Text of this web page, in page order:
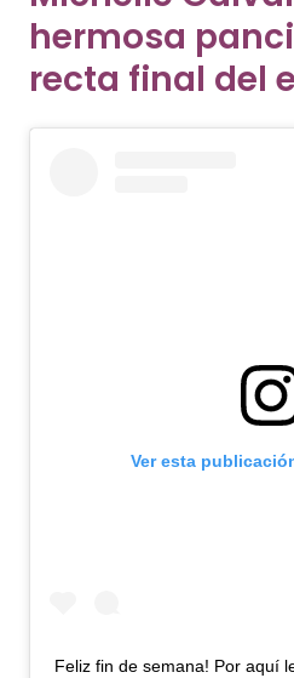
hermosa
recta final del
Ver esta
Feliz fin de semana! Por aquí